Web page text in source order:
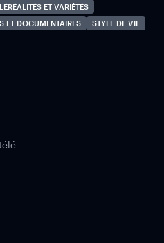
ET VARIÉTÉS
ET DOCUMENTAIRES
STYLE DE VIE